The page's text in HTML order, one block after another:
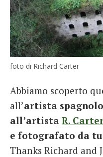
foto di Richard Carter
Abbiamo scoperto
all’artista spagnolo
all’artista R.
e fotografato da
Thanks Richard and